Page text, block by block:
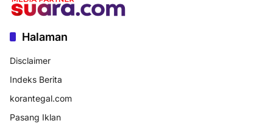
Halaman
Disclaimer
Indeks Berita
korantegal.com
Pasang Iklan